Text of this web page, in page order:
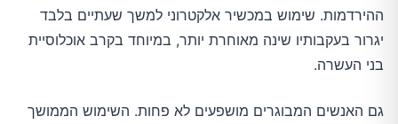
ההירדמות. שימוש במכשיר אלקטרוני למשך שעתיים בלבד
יגרור בעקבותיו שינה מאוחרת יותר, במיוחד בקרב אוכלוסיית
בני העשרה.
גם האנשים המבוגרים מושפעים לא פחות. השימוש הממושך